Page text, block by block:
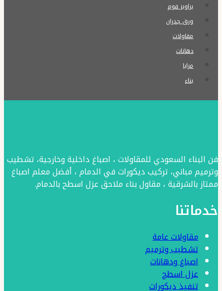
براويز فوم
ورق جدران
مقاولات
دهانات
مرايا
بناء
فن البناء السعودي للمقاولات ، اصباغ داخلية وخارجية، تشطيب
وترميم مباني، تركيب ديكورات في الدمام ، أفضل معلم اصباغ
ممتاز بالشرقية ، مقاول بناء ملاحق عزل اسطح بالدمام.
خدماتنا
مقاولات عامة
تشطيب وترميم
اصباغ ودهانات
عزل اسطح
تنفيذ ديكورات